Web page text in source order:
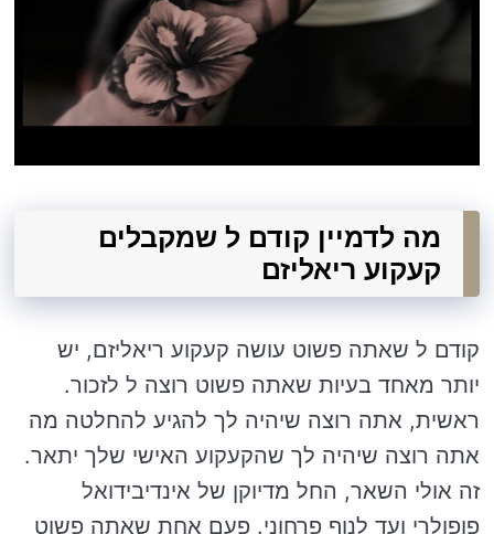
מה לדמיין קודם ל שמקבלים
קעקוע ריאליזם
קודם ל שאתה פשוט עושה קעקוע ריאליזם, יש
יותר מאחד בעיות שאתה פשוט רוצה ל לזכור.
ראשית, אתה רוצה שיהיה לך להגיע להחלטה מה
אתה רוצה שיהיה לך שהקעקוע האישי שלך יתאר.
זה אולי השאר, החל מדיוקן של אינדיבידואל
פופולרי ועד לנוף פרחוני. פעם אחת שאתה פשוט